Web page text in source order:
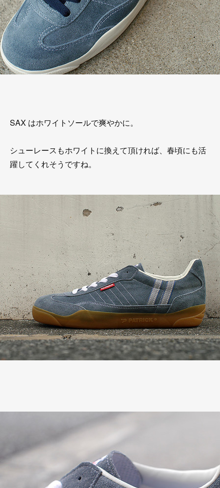
SAX はホワイトソールで爽やかに。
シューレースもホワイトに換えて頂ければ、春頃にも活
躍してくれそうですね。